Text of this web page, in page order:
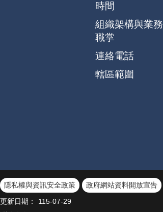
時間
組織架構與業務
職掌
連絡電話
轄區範圍
隱私權與資訊安全政策
政府網站資料開放宣告
更新日期：
115-07-29